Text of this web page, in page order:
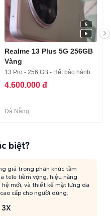
5
Realme 13 Plus 5G 256GB
Vàng
13 Pro - 256 GB - Hết bảo hành
4.600.000 đ
Đà Nẵng
biệt?
giá trong phân khúc tầm
tele tiềm vọng, hiệu năng
mới, và thiết kế mặt lưng da
cấp cho người dùng.
3X